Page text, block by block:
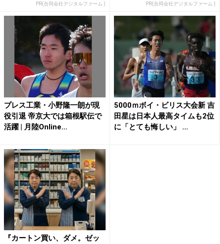
PR(合同会社デジタルファーム ) PR(合同会社デジタルファーム )
プレス工業・小野隆一朗が現
役引退 帝京大では箱根駅伝で
活躍 | 月陸Online...
5000ｍボイ・ビリス大会新 吉
田星は日本人最高タイムも2位
に「とても悔しい」 ...
『カートン買い、ダメ。ゼッ